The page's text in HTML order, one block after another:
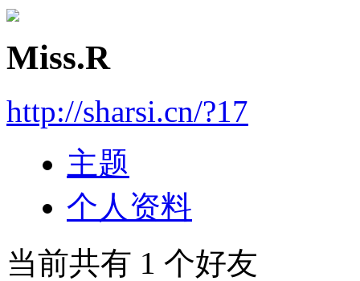
Miss.R
http://sharsi.cn/?17
主题
个人资料
当前共有 1 个好友